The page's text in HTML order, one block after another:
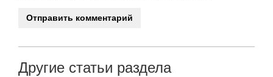
Другие статьи раздела